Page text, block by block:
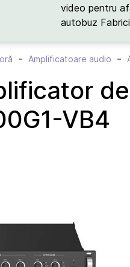
video pentru
autobuz Fabrici
Amplificatoare audio
VB4